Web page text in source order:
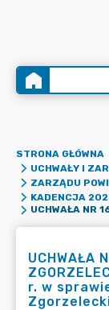
STRONA GŁÓWNA
UCHWAŁY I
ZARZĄDU
KADENCJA
UCHWAŁA
r. w